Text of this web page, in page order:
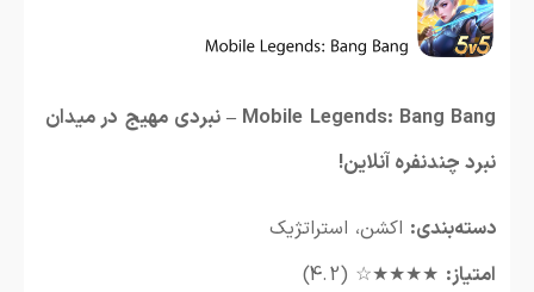
Mobile Legends: Bang Bang – نبردی مهیج در میدان
نبرد چندنفره آنلاین!
دسته‌بندی: اکشن، استراتژیک
امتیاز: ★★★★☆ (4.2)